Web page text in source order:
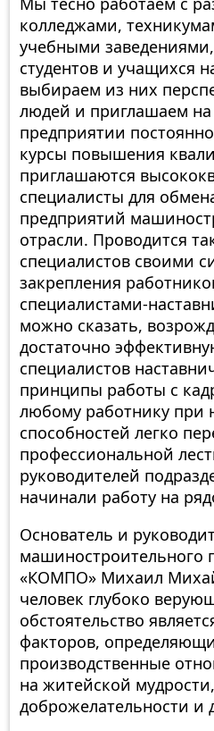
колледжами,
учебными
студентов и учащихся
выбираем из них
людей и приглашаем на
предприятии
курсы повышения
приглашаются
специалисты для
предприятий
отрасли. Проводится
специалистов своими
закрепления
специалистами-
можно сказать,
достаточно
специалистов
принципы работы с
любому работнику при
способностей легко
профессиональной
руководителей
начинали работу на
Основатель и
машиностроительного
«КОМПО» Михаил
человек глубоко
обстоятельство
факторов,
производственные
на житейской
доброжелательности и